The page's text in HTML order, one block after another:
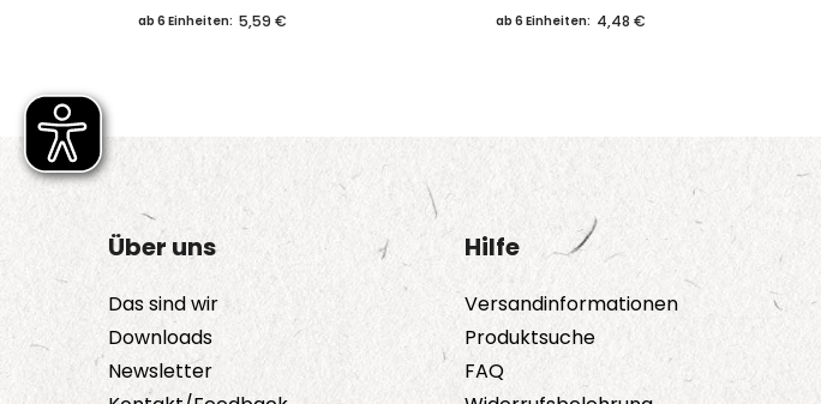
ab 6 Einheiten: 5,59 € ab 6 Einheiten: 4,48 €
Über uns
Das sind wir
Downloads
Newsletter
Hilfe
Versandinformationen
Produktsuche
FAQ